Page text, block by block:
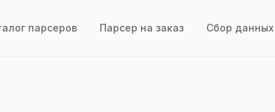
парсеров Парсер на заказ Сбор данных